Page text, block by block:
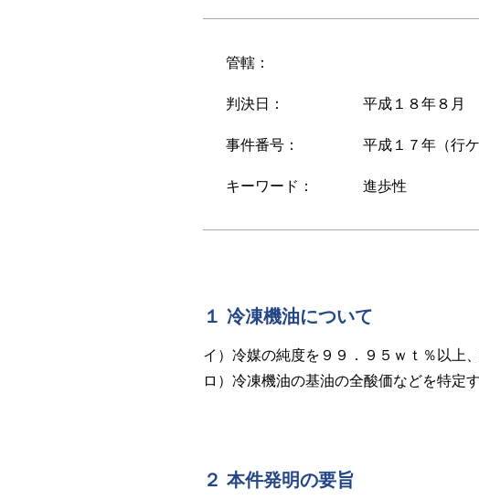
管轄：
判決日： 平成１８年８月
事件番号： 平成１７年（行
キーワード： 進歩性
１ 冷凍機油について
イ）冷媒の純度を９９．９５ｗｔ％以上
ロ）冷凍機油の基油の全酸価などを特定
２ 本件発明の要旨